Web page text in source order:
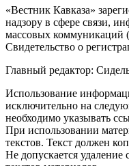
«Вестник Кавказа»
надзору в сфере связи,
массовых коммуникаций
Свидетельство о
Главный редактор:
Использование
исключительно на
необходимо указывать
При использовании
текстов. Текст должен
Не допускается